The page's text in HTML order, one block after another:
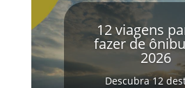
12 viagens
fazer de
2026
Descubra 12